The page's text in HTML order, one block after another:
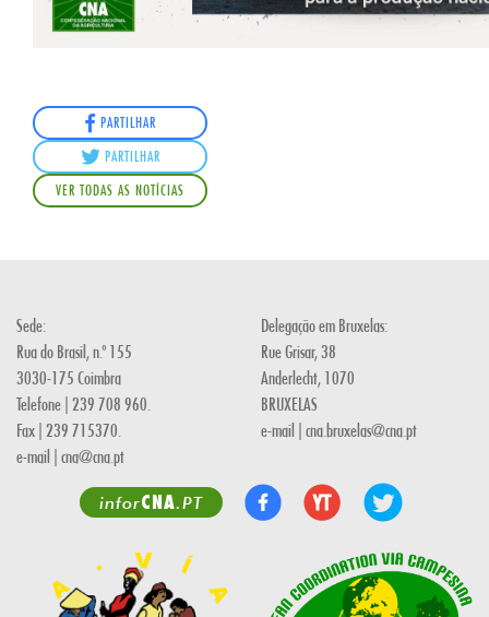
PARTILHAR
PARTILHAR
VER TODAS AS NOTÍCIAS
Sede:
Rua do Brasil, n.º 155
3030-175 Coimbra
Telefone | 239 708 960.
Fax | 239 715370.
e-mail | cna@cna.pt
Delegação em Bruxelas:
Rue Grisar, 38
Anderlecht, 1070
BRUXELAS
e-mail | cna.bruxelas@cna.pt
inforCNA.PT